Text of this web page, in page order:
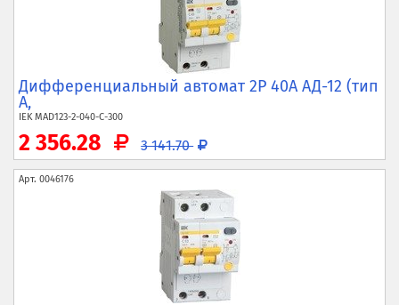
Дифференциальный автомат 2P 40А АД-12 (тип
A,
IEKMAD123-2-040-C-300
2 356.28 3 141.70
Арт. 0046176